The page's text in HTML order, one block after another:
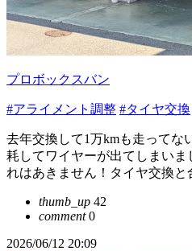
プロボックスバン
#アライメント調整 #タイヤ交換
去年交換して1万kmも走ってな
耗してワイヤーが出てしまいま
れはあきません！タイヤ交換と
thumb_up 42
comment0
2026/06/12 20:09